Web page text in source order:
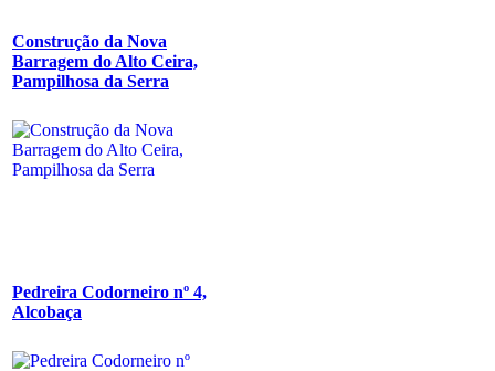
Construção da Nova
Barragem do Alto Ceira,
Pampilhosa da Serra
Pedreira Codorneiro nº 4,
Alcobaça